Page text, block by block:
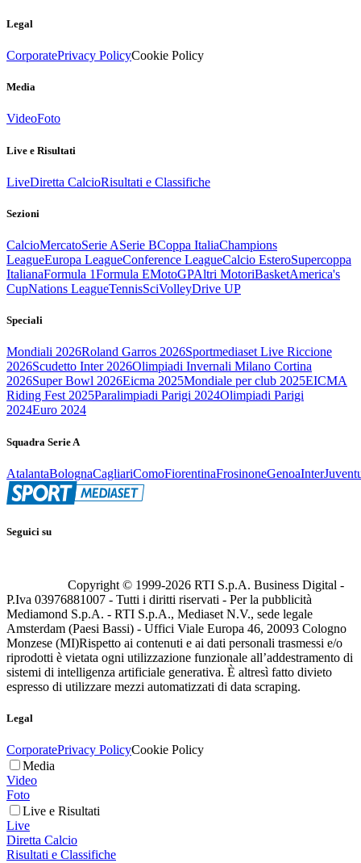
Legal
CorporatePrivacy PolicyCookie Policy
Media
VideoFoto
Live e Risultati
LiveDiretta CalcioRisultati e Classifiche
Sezioni
CalcioMercatoSerie ASerie BCoppa ItaliaChampions
LeagueEuropa LeagueConference LeagueCalcio EsteroSupercoppa
ItalianaFormula 1Formula EMotoGPAltri MotoriBasketAmerica's
CupNations LeagueTennisSciVolleyDrive UP
Speciali
Mondiali 2026Roland Garros 2026Sportmediaset Live Riccione
2026Scudetto Inter 2026Olimpiadi Invernali Milano Cortina
2026Super Bowl 2026Eicma 2025Mondiale per club 2025EICMA
Riding Fest 2025Paralimpiadi Parigi 2024Olimpiadi Parigi
2024Euro 2024
Squadra Serie A
AtalantaBolognaCagliariComoFiorentinaFrosinoneGenoaInter
Seguici su
Copyright © 1999-2026 RTI S.p.A. Business Digital -
P.Iva 03976881007 - Tutti i diritti riservati - Per la pubblicità
Mediamond S.p.A. - RTI S.p.A., Mediaset N.V., sede legale
Amsterdam (Paesi Bassi) - Uffici Viale Europa 46, 20093 Cologno
Monzese (MI)Rispetto ai contenuti e ai dati personali trasmessi e/o
riprodotti è vietata ogni utilizzazione funzionale all’addestramento di
sistemi di intelligenza artificiale generativa. È altresì fatto divieto
espresso di utilizzare mezzi automatizzati di data scraping.
Legal
CorporatePrivacy PolicyCookie Policy
Media
Video
Foto
Live e Risultati
Live
Diretta Calcio
Risultati e Classifiche